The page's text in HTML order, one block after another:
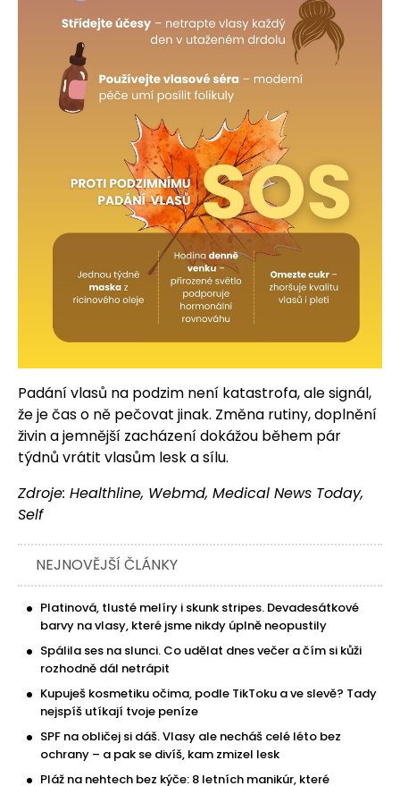
Padání vlasů na podzim není katastrofa, ale signál,
že je čas o ně pečovat jinak. Změna rutiny, doplnění
živin a jemnější zacházení dokážou během pár
týdnů vrátit vlasům lesk a sílu.
Zdroje: Healthline, Webmd, Medical News Today,
Self
NEJNOVĚJŠÍ ČLÁNKY
Platinová, tlusté melíry i skunk stripes. Devadesátkové
barvy na vlasy, které jsme nikdy úplně neopustily
Spálila ses na slunci. Co udělat dnes večer a čím si kůži
rozhodně dál netrápit
Kupuješ kosmetiku očima, podle TikToku a ve slevě? Tady
nejspíš utíkají tvoje peníze
SPF na obličej si dáš. Vlasy ale necháš celé léto bez
ochrany – a pak se divíš, kam zmizel lesk
Pláž na nehtech bez kýče: 8 letních manikúr, které